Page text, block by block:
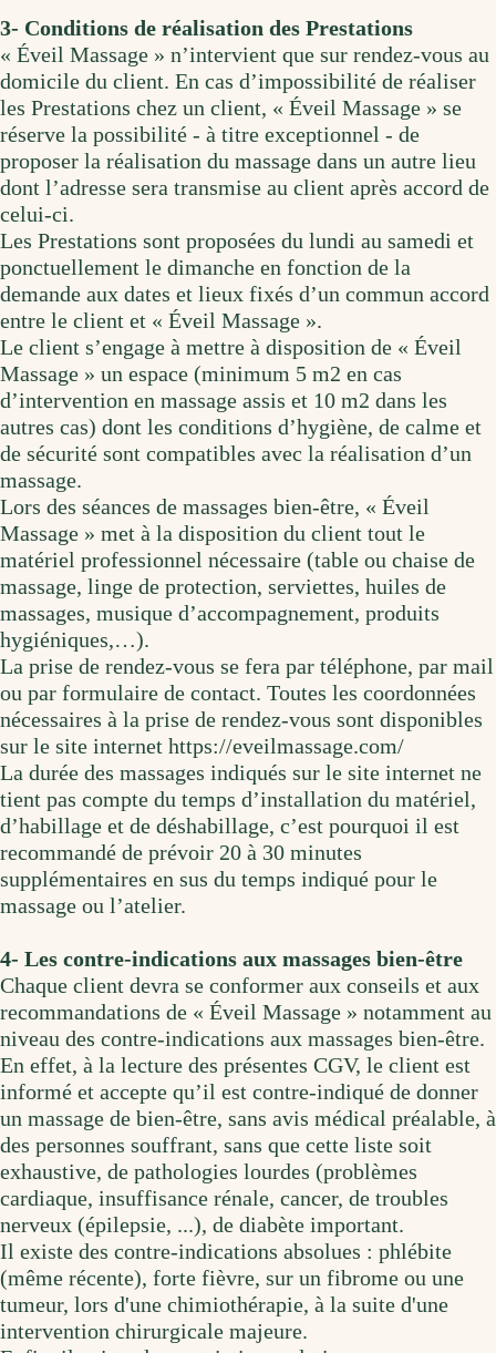
3- Conditions de réalisation des Prestations
« Éveil Massage » n’intervient que sur rendez-vous au
domicile du client. En cas d’impossibilité de réaliser
les Prestations chez un client, « Éveil Massage » se
réserve la possibilité - à titre exceptionnel - de
proposer la réalisation du massage dans un autre lieu
dont l’adresse sera transmise au client après accord de
celui-ci.
Les Prestations sont proposées du lundi au samedi et
ponctuellement le dimanche en fonction de la
demande aux dates et lieux fixés d’un commun accord
entre le client et « Éveil Massage ».
Le client s’engage à mettre à disposition de « Éveil
Massage » un espace (minimum 5 m2 en cas
d’intervention en massage assis et 10 m2 dans les
autres cas) dont les conditions d’hygiène, de calme et
de sécurité sont compatibles avec la réalisation d’un
massage.
Lors des séances de massages bien-être, « Éveil
Massage » met à la disposition du client tout le
matériel professionnel nécessaire (table ou chaise de
massage, linge de protection, serviettes, huiles de
massages, musique d’accompagnement, produits
hygiéniques,…).
La prise de rendez-vous se fera par téléphone, par mail
ou par formulaire de contact. Toutes les coordonnées
nécessaires à la prise de rendez-vous sont disponibles
sur le site internet https://eveilmassage.com/
La durée des massages indiqués sur le site internet ne
tient pas compte du temps d’installation du matériel,
d’habillage et de déshabillage, c’est pourquoi il est
recommandé de prévoir 20 à 30 minutes
supplémentaires en sus du temps indiqué pour le
massage ou l’atelier.
4- Les contre-indications aux massages bien-être
Chaque client devra se conformer aux conseils et aux
recommandations de « Éveil Massage » notamment au
niveau des contre-indications aux massages bien-être.
En effet, à la lecture des présentes CGV, le client est
informé et accepte qu’il est contre-indiqué de donner
un massage de bien-être, sans avis médical préalable, à
des personnes souffrant, sans que cette liste soit
exhaustive, de pathologies lourdes (problèmes
cardiaque, insuffisance rénale, cancer, de troubles
nerveux (épilepsie, ...), de diabète important.
Il existe des contre-indications absolues : phlébite
(même récente), forte fièvre, sur un fibrome ou une
tumeur, lors d'une chimiothérapie, à la suite d'une
intervention chirurgicale majeure.